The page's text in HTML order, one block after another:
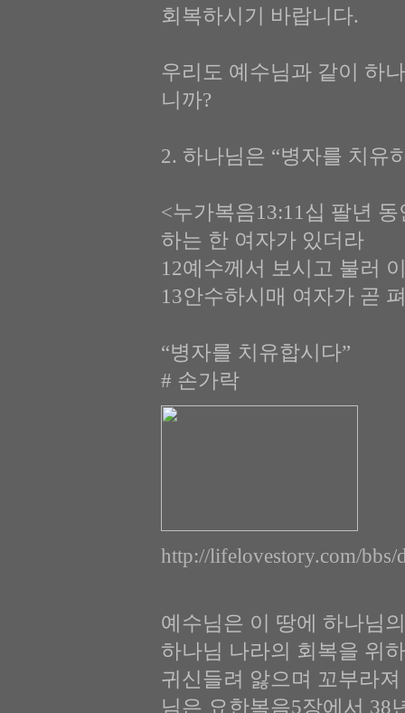
회복하시기 바랍니다.
우리도 예수님과 같이 하
니까?
2. 하나님은 “병자를 치유
<누가복음13:11십 팔년
하는 한 여자가 있더라
12예수께서 보시고 불러
13안수하시매 여자가 곧
“병자를 치유합시다”
# 손가락
http://lifelovestory.com/bbs/
예수님은 이 땅에 하나님
하나님 나라의 회복을 위
귀신들려 앓으며 꼬부라
님은 요한복음5장에서 38